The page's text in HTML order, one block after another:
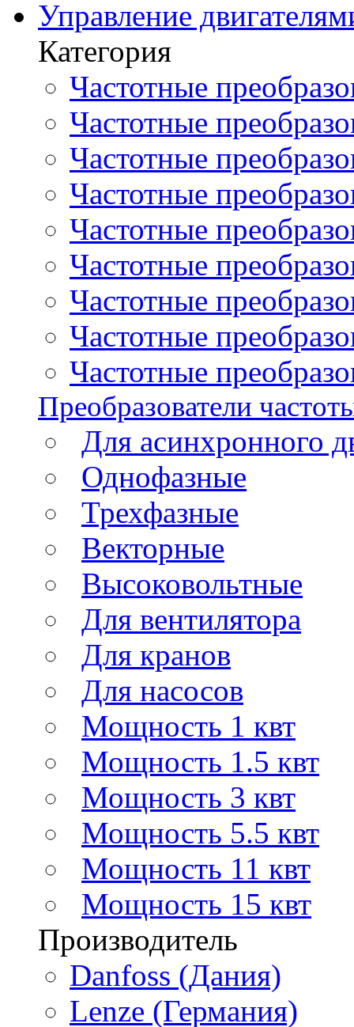
Управление
Категория
Частотные
Частотные
Частотные
Частотные
Частотные
Частотные
Частотные
Частотные
Частотные
Преобразователи
Для асинхронного
Однофазные
Трехфазные
Векторные
Высоковольтные
Для вентилятора
Для кранов
Для насосов
Мощность 1 квт
Мощность 1.5 квт
Мощность 3 квт
Мощность 5.5 квт
Мощность 11 квт
Мощность 15 квт
Производитель
Danfoss (Дания)
Lenze (Германия)